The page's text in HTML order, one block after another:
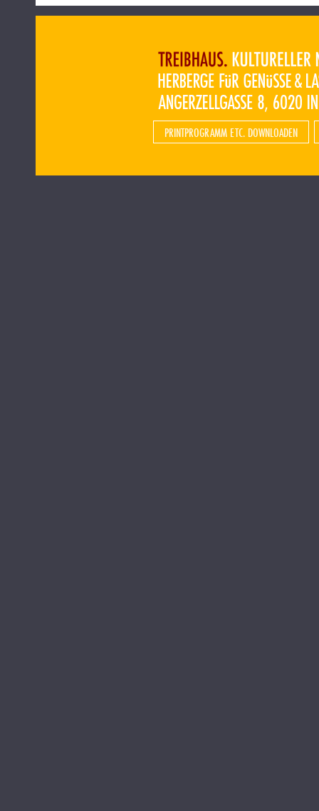
PRINTPROGRAMM ETC. DOWNLOADEN